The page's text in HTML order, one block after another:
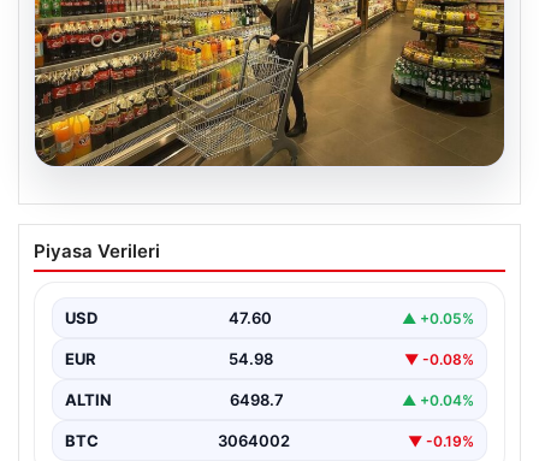
05.08.2026
Enflasyon verileri ne zaman
açıklanacak? 2026 TÜİK mart ayı
Piyasa Verileri
USD 47.60 ▲ +0.05%
EUR 54.98 ▼ -0.08%
ALTIN 6498.7 ▲ +0.04%
BTC 3064002 ▼ -0.19%